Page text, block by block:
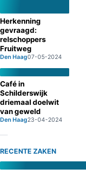
Herkenning
gevraagd:
relschoppers
Fruitweg
Den Haag07-05-2024
Café in
Schilderswijk
driemaal doelwit
van geweld
Den Haag23-04-2024
RECENTE ZAKEN